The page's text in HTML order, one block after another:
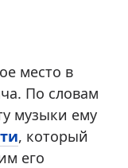
место в
По словам
музыки ему
, который
его